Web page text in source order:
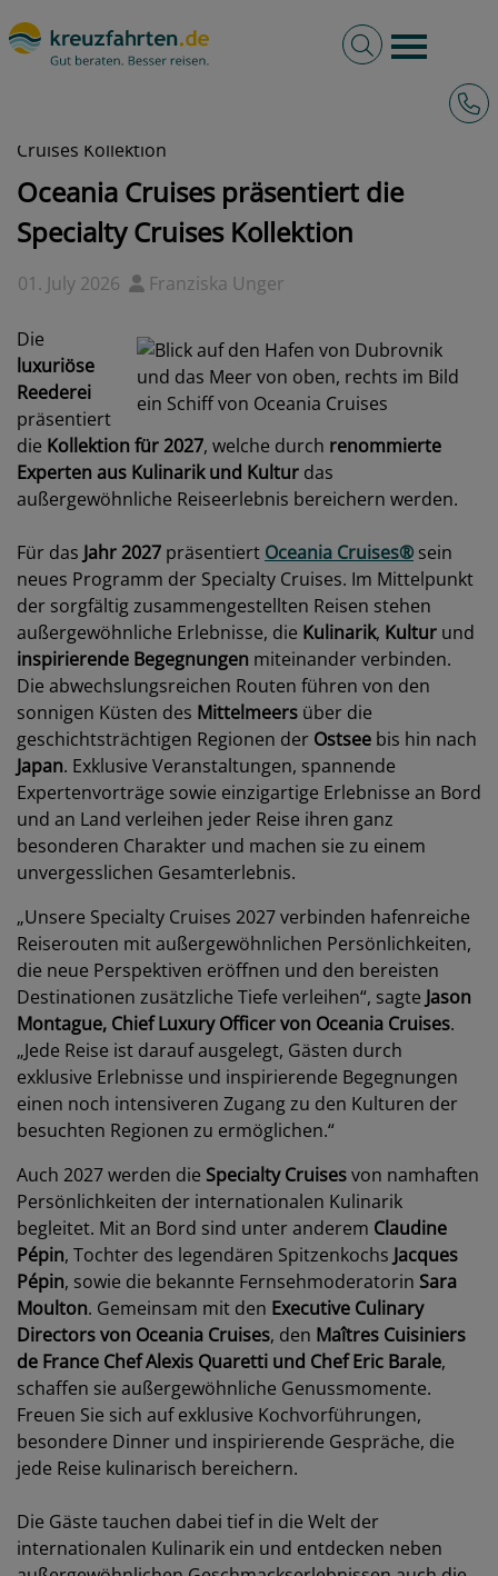
Burger
Volltextsuche
Cruises Kollektion
Oceania Cruises präsentiert die
Specialty Cruises Kollektion
01. July 2026 Franziska Unger
Die
luxuriöse
Reederei
präsentiert
die Kollektion für 2027, welche durch renommierte
Experten aus Kulinarik und Kultur das
außergewöhnliche Reiseerlebnis bereichern werden.
Für das Jahr 2027 präsentiert Oceania Cruises® sein
neues Programm der Specialty Cruises. Im Mittelpunkt
der sorgfältig zusammengestellten Reisen stehen
außergewöhnliche Erlebnisse, die Kulinarik, Kultur und
inspirierende Begegnungen miteinander verbinden.
Die abwechslungsreichen Routen führen von den
sonnigen Küsten des Mittelmeers über die
geschichtsträchtigen Regionen der Ostsee bis hin nach
Japan. Exklusive Veranstaltungen, spannende
Expertenvorträge sowie einzigartige Erlebnisse an Bord
und an Land verleihen jeder Reise ihren ganz
besonderen Charakter und machen sie zu einem
unvergesslichen Gesamterlebnis.
„Unsere Specialty Cruises 2027 verbinden hafenreiche
Reiserouten mit außergewöhnlichen Persönlichkeiten,
die neue Perspektiven eröffnen und den bereisten
Destinationen zusätzliche Tiefe verleihen“, sagte Jason
Montague, Chief Luxury Officer von Oceania Cruises.
„Jede Reise ist darauf ausgelegt, Gästen durch
exklusive Erlebnisse und inspirierende Begegnungen
einen noch intensiveren Zugang zu den Kulturen der
besuchten Regionen zu ermöglichen.“
Auch 2027 werden die Specialty Cruisesvon namhaften
Persönlichkeiten der internationalen Kulinarik
begleitet. Mit an Bord sind unter anderem Claudine
Pépin, Tochter des legendären Spitzenkochs Jacques
Pépin, sowie die bekannte Fernsehmoderatorin Sara
Moulton. Gemeinsam mit den Executive Culinary
Directors von Oceania Cruises, den Maîtres Cuisiniers
de France Chef Alexis Quaretti und Chef Eric Barale,
schaffen sie außergewöhnliche Genussmomente.
Freuen Sie sich auf exklusive Kochvorführungen,
besondere Dinner und inspirierende Gespräche, die
jede Reise kulinarisch bereichern.
Die Gäste tauchen dabei tief in die Welt der
internationalen Kulinarik ein und entdecken neben